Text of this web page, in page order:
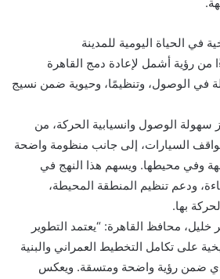
في الحياة اليومية للمدينة
من رؤية أشمل لإعادة دمج القاهرة
في الوصول، وتنظيمًا، وحيوية ضمن نسيج
الوصول وانسيابية الحركة، من
السيارات، إلى جانب منظومة واضحة
وفي محيطها. ويسهم هذا النهج في
ودعم تنظيم المنطقة المحيطة،
بها.
خليل، محافظ القاهرة: “يعتمد التطوير
على تكامل التخطيط العمراني والبنية
ضمن رؤية واضحة ومتسقة. ويعكس